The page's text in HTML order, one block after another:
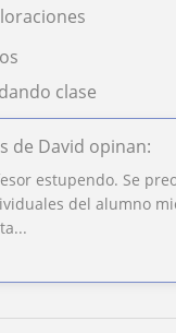
clase
de David opinan:
estupendo. Se
del alumno